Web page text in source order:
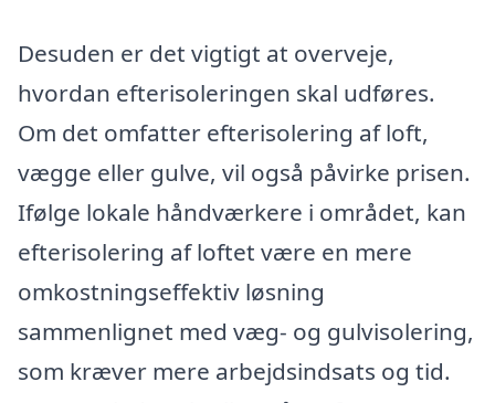
Desuden er det vigtigt at overveje,
hvordan efterisoleringen skal udføres.
Om det omfatter efterisolering af loft,
vægge eller gulve, vil også påvirke prisen.
Ifølge lokale håndværkere i området, kan
efterisolering af loftet være en mere
omkostningseffektiv løsning
sammenlignet med væg- og gulvisolering,
som kræver mere arbejdsindsats og tid.